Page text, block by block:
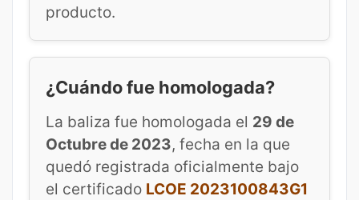
producto.
¿Cuándo fue homologada?
La baliza fue homologada el 29 de
Octubre de 2023, fecha en la que
quedó registrada oficialmente bajo
el certificado LCOE 2023100843G1